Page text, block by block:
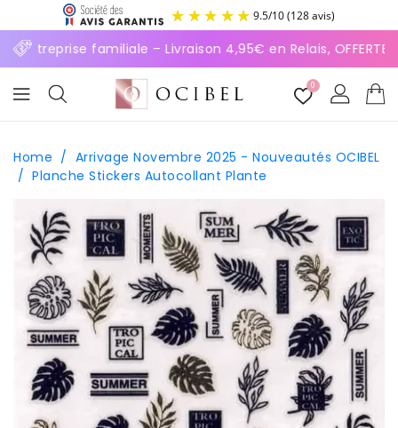
9.5/10
Entreprise familiale – Livraison 4,95€ en Relais, OFFERTE
0
Home / Arrivage Novembre 2025 - Nouveautés OCIBEL
/ Planche Stickers Autocollant Plante